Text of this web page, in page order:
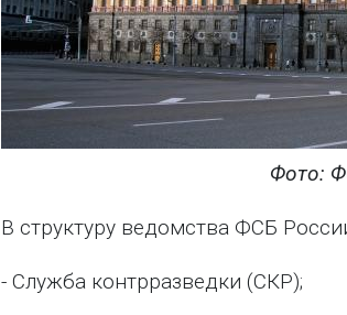
Фото:
В структуру ведомства ФСБ
- Служба контрразведки (СКР);